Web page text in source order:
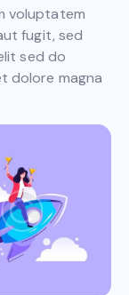
voluptatem
fugit, sed
sed do
dolore magna